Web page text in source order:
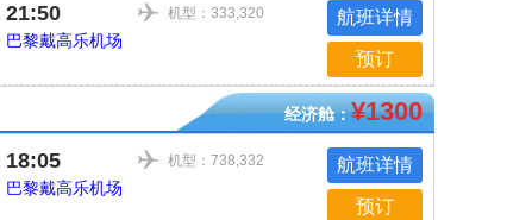
21:50
巴黎戴高乐机场
机型：333,320 航班详情
预订
经济舱：¥1300
18:05
巴黎戴高乐机场
机型：738,332 航班详情
预订